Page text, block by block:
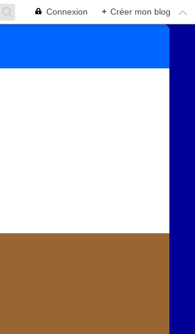
Connexion + Créer mon blog